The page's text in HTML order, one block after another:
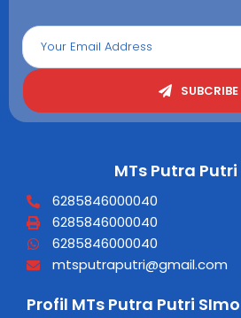
SUBCRIBE
MTs Putra Putri
6285846000040
6285846000040
6285846000040
mtsputraputri@gmail.com
Profil MTs Putra Putri SImo